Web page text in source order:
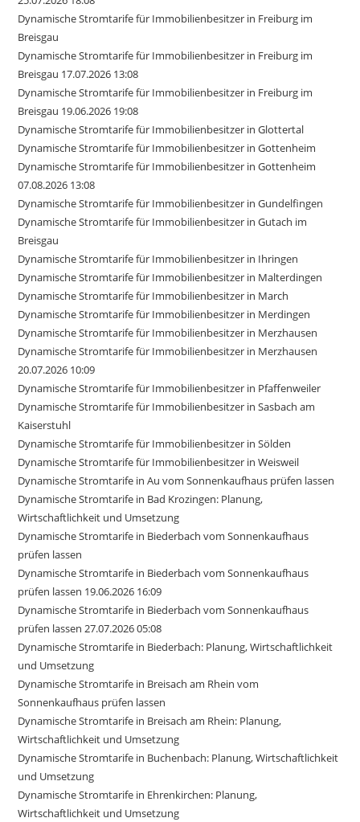
Dynamische Stromtarife für Immobilienbesitzer in Freiburg im
Breisgau
Dynamische Stromtarife für Immobilienbesitzer in Freiburg im
Breisgau 17.07.2026 13:08
Dynamische Stromtarife für Immobilienbesitzer in Freiburg im
Breisgau 19.06.2026 19:08
Dynamische Stromtarife für Immobilienbesitzer in Glottertal
Dynamische Stromtarife für Immobilienbesitzer in Gottenheim
Dynamische Stromtarife für Immobilienbesitzer in Gottenheim
07.08.2026 13:08
Dynamische Stromtarife für Immobilienbesitzer in Gundelfingen
Dynamische Stromtarife für Immobilienbesitzer in Gutach im
Breisgau
Dynamische Stromtarife für Immobilienbesitzer in Ihringen
Dynamische Stromtarife für Immobilienbesitzer in Malterdingen
Dynamische Stromtarife für Immobilienbesitzer in March
Dynamische Stromtarife für Immobilienbesitzer in Merdingen
Dynamische Stromtarife für Immobilienbesitzer in Merzhausen
Dynamische Stromtarife für Immobilienbesitzer in Merzhausen
20.07.2026 10:09
Dynamische Stromtarife für Immobilienbesitzer in Pfaffenweiler
Dynamische Stromtarife für Immobilienbesitzer in Sasbach am
Kaiserstuhl
Dynamische Stromtarife für Immobilienbesitzer in Sölden
Dynamische Stromtarife für Immobilienbesitzer in Weisweil
Dynamische Stromtarife in Au vom Sonnenkaufhaus prüfen lassen
Dynamische Stromtarife in Bad Krozingen: Planung,
Wirtschaftlichkeit und Umsetzung
Dynamische Stromtarife in Biederbach vom Sonnenkaufhaus
prüfen lassen
Dynamische Stromtarife in Biederbach vom Sonnenkaufhaus
prüfen lassen 19.06.2026 16:09
Dynamische Stromtarife in Biederbach vom Sonnenkaufhaus
prüfen lassen 27.07.2026 05:08
Dynamische Stromtarife in Biederbach: Planung, Wirtschaftlichkeit
und Umsetzung
Dynamische Stromtarife in Breisach am Rhein vom
Sonnenkaufhaus prüfen lassen
Dynamische Stromtarife in Breisach am Rhein: Planung,
Wirtschaftlichkeit und Umsetzung
Dynamische Stromtarife in Buchenbach: Planung, Wirtschaftlichkeit
und Umsetzung
Dynamische Stromtarife in Ehrenkirchen: Planung,
Wirtschaftlichkeit und Umsetzung